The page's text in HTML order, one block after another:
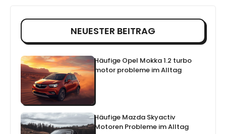
NEUESTER BEITRAG
Häufige Opel Mokka 1.2 turbo
motor probleme im Alltag
Häufige Mazda Skyactiv
Motoren Probleme im Alltag